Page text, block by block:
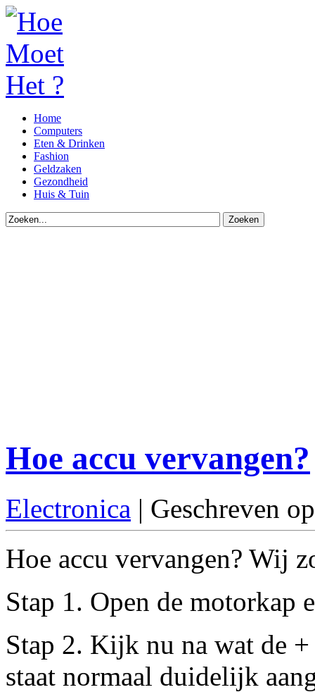
Home
Computers
Eten & Drinken
Fashion
Geldzaken
Gezondheid
Huis & Tuin
Hoe accu vervangen?
Electronica | Geschreven
Hoe accu vervangen? Wij
Stap 1. Open de motorkap
Stap 2. Kijk nu na wat de
staat normaal duidelijk